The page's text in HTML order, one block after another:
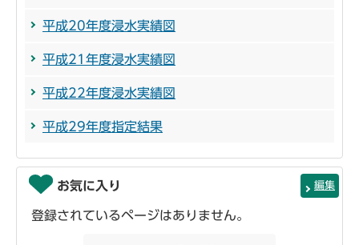
平成20年度浸水実績図
平成21年度浸水実績図
平成22年度浸水実績図
平成29年度指定結果
お気に入り 編集
登録されているページはありません。